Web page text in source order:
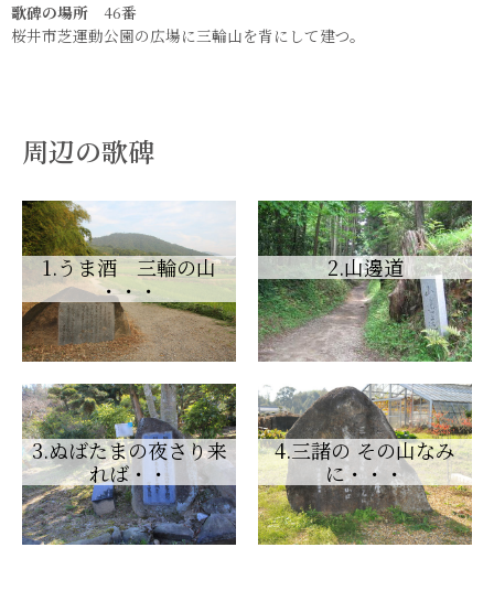
歌碑の場所 46番
桜井市芝運動公園の広場に三輪山を背にして建つ。
周辺の歌碑
1.うま酒 三輪の山
・・・
2.山邊道
3.ぬばたまの夜さり来
れば・・
4.三諸の その山なみ
に・・・